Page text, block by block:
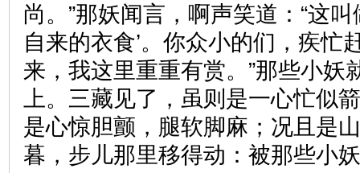
尚。”那妖闻言，啊声笑道：“这
自来的衣食’。你众小的们，疾忙
来，我这里重重有赏。”那些小妖
上。三藏见了，虽则是一心忙似
是心惊胆颤，腿软脚麻；况且是
暮，步儿那里移得动：被那些小